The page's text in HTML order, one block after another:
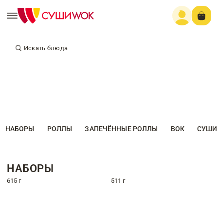
Искать блюда
НАБОРЫ РОЛЛЫ ЗАПЕЧЁННЫЕ РОЛЛЫ ВОК СУШИ
НАБОРЫ
615 г 511 г